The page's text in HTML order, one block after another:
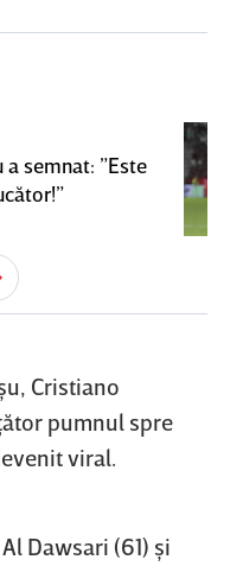
a semnat: ”Este
Cristiano
pumnul spre
viral.
Dawsari (61) şi